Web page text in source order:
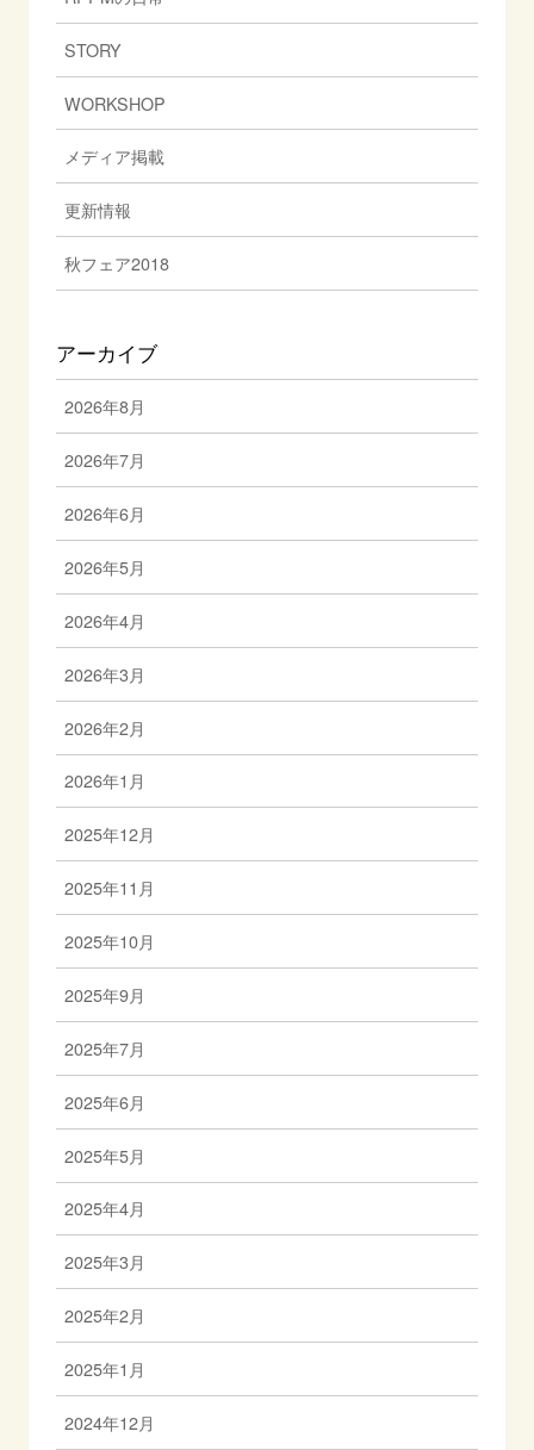
STORY
WORKSHOP
メディア掲載
更新情報
秋フェア2018
アーカイブ
2026年8月
2026年7月
2026年6月
2026年5月
2026年4月
2026年3月
2026年2月
2026年1月
2025年12月
2025年11月
2025年10月
2025年9月
2025年7月
2025年6月
2025年5月
2025年4月
2025年3月
2025年2月
2025年1月
2024年12月